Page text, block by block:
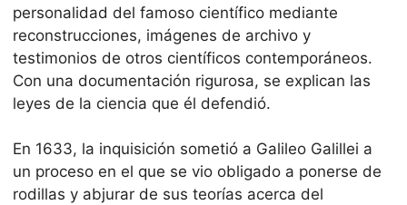
personalidad del famoso científico mediante
reconstrucciones, imágenes de archivo y
testimonios de otros científicos contemporáneos.
Con una documentación rigurosa, se explican las
leyes de la ciencia que él defendió.
En 1633, la inquisición sometió a Galileo Galillei a
un proceso en el que se vio obligado a ponerse de
rodillas y abjurar de sus teorías acerca del